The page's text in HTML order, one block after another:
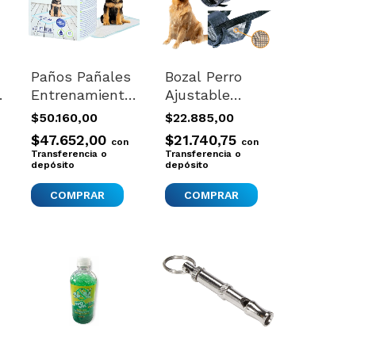
Paños Pañales
Entrenamiento
Perro 90x60
Puppy Trainer
Xl X30
$50.160,00
$47.652,00 con
Transferencia o
depósito
Bozal Perro
Ajustable
Comodo Talle
Xl
$22.885,00
$21.740,75 con
Transferencia o
depósito